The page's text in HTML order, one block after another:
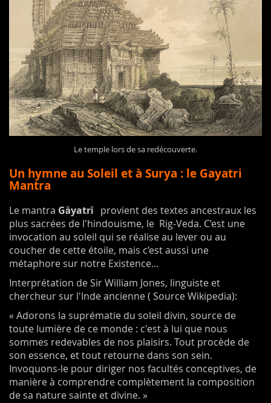
Le temple lors de sa redécouverte.
Un hymne au Soleil et à Surya : le Gayatri
Mantra
Le mantra Gāyatrīprovient des textes ancestraux les
plus sacrées de l'hindouisme, le Rig-Veda. C’est une
invocation au soleil qui se réalise au lever ou au
coucher de cette étoile, mais c’est aussi une
métaphore sur notre Existence...
Interprétation de Sir William Jones, linguiste et
chercheur sur l'Inde ancienne ( Source Wikipedia):
« Adorons la suprématie du soleil divin, source de
toute lumière de ce monde : c'est à lui que nous
sommes redevables de nos plaisirs. Tout procède de
son essence, et tout retourne dans son sein.
Invoquons-le pour diriger nos facultés conceptives, de
manière à comprendre complètement la composition
de sa nature sainte et divine. »